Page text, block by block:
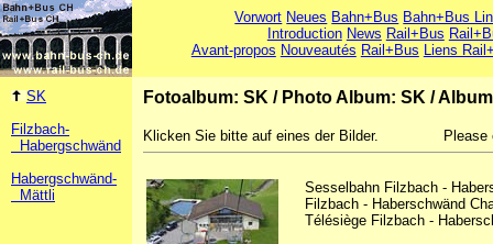
Vorwort Neues Bahn+Bus Bahn+Bus
Introduction News Rail+Bus
Avant-propos Nouveautés Rail+Bus Liens
SK
Filzbach-
Habergschwänd
Habergschwänd-
Mättli
Fotoalbum: SK / Photo Album: SK /
Klicken Sie bitte auf eines der Bilder.
Sesselbahn Filzbach -
Filzbach - Haberschwänd
Télésiège Filzbach -